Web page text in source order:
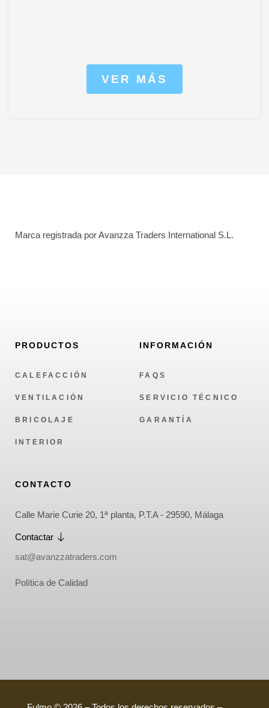
VER MÁS
Marca registrada por Avanzza Traders International S.L.
PRODUCTOS
CALEFACCIÓN
VENTILACIÓN
BRICOLAJE
INTERIOR
INFORMACIÓN
FAQS
SERVICIO TÉCNICO
GARANTÍA
CONTACTO
Calle Marie Curie 20, 1ª planta, P.T.A - 29590, Málaga
Contactar
sat@avanzzatraders.com
Política de Calidad